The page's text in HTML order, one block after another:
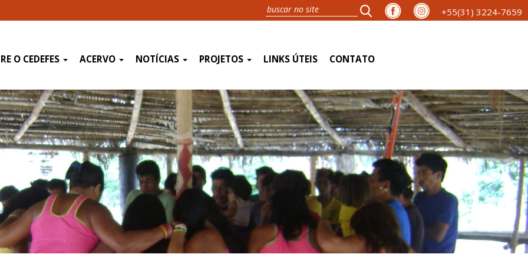
+55(31) 3224-7659
O CEDEFES ACERVO NOTÍCIAS PROJETOS LINKS ÚTEIS CONTATO